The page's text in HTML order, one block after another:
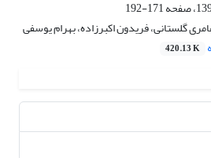
171-192
گلستانی، فریدون اکبرزاده، بهرام یوسفی
420.13 K